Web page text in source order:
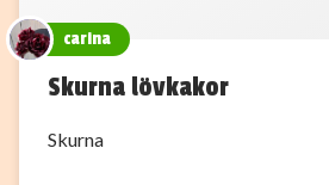
carina
Skurna lövkakor
Skurna